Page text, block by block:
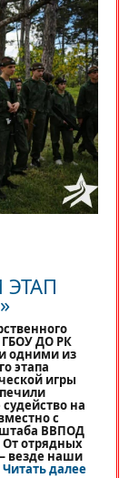
ГБОУ ДО РК
одними из
этапа
игры
на
с
штаба ВВПОД
От отрядных
везде наши
Читать далее«